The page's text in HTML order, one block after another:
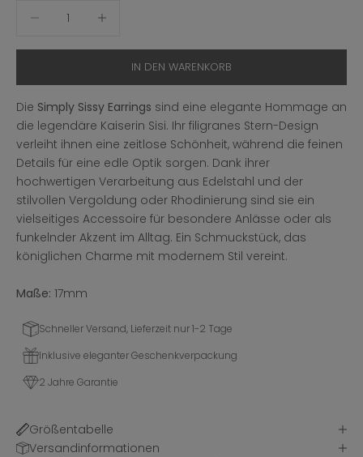
IN DEN WARENKORB
Die Simply Sissy Earrings sind eine elegante Hommage an
die legendäre Kaiserin Sisi. Ihr filigranes Stern-Design
verleiht ihnen eine zeitlose Schönheit, während die feinen
Details für eine edle Optik sorgen. Dank ihrer
hochwertigen Verarbeitung aus Edelstahl und der
stilvollen Vergoldung oder Rhodinierung sind sie ein
vielseitiges Accessoire für besondere Anlässe oder als
funkelnder Akzent im Alltag. Ein Schmuckstück, das
königlichen Charme mit modernem Stil vereint.
Maße: 17mm
Schneller Versand, Lieferzeit nur 1-2 Tage
Inklusive eleganter Geschenkverpackung
2 Jahre Garantie
Größentabelle
Versandinformationen